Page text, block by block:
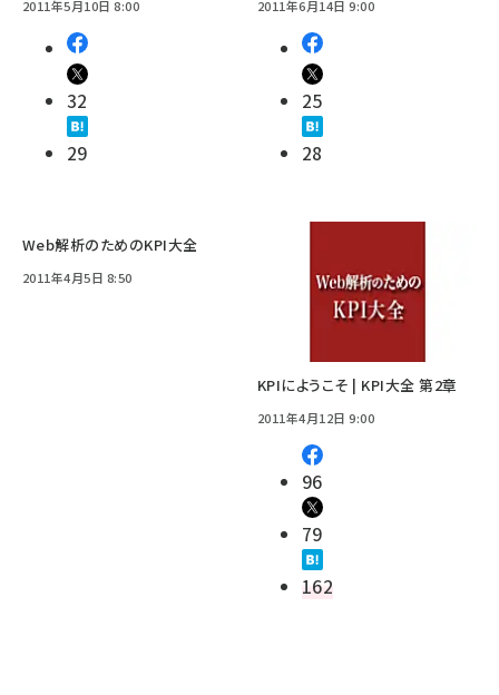
2011年5月10日 8:00
32
29
2011年6月14日 9:00
25
28
Web解析のためのKPI大全
2011年4月5日 8:50
KPIにようこそ | KPI大全 第2章
2011年4月12日 9:00
96
79
162